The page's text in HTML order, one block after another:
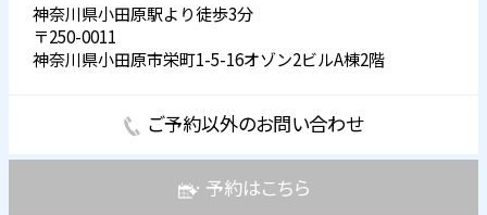
神奈川県小田原駅より徒歩3分
〒250-0011
神奈川県小田原市栄町1-5-16オゾン2ビルA棟2階
ご予約以外のお問い合わせ
予約はこちら